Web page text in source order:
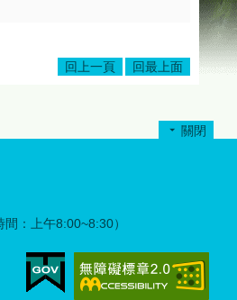
回上一頁 回最上面
關閉
：上午8:00~8:30）